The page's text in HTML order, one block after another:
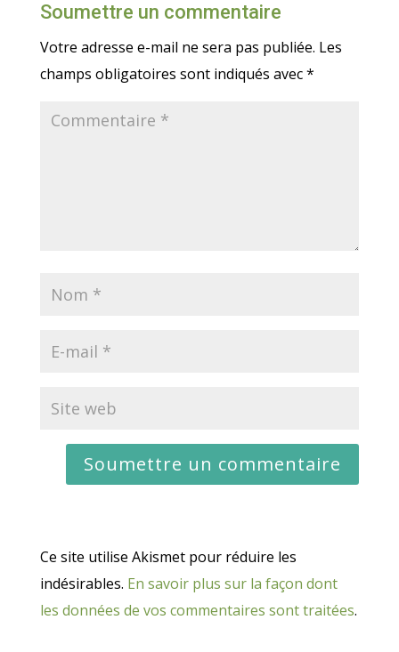
Soumettre un commentaire
Votre adresse e-mail ne sera pas publiée. Les
champs obligatoires sont indiqués avec*
Ce site utilise Akismet pour réduire les
indésirables. En savoir plus sur la façon dont
les données de vos commentaires sont traitées.